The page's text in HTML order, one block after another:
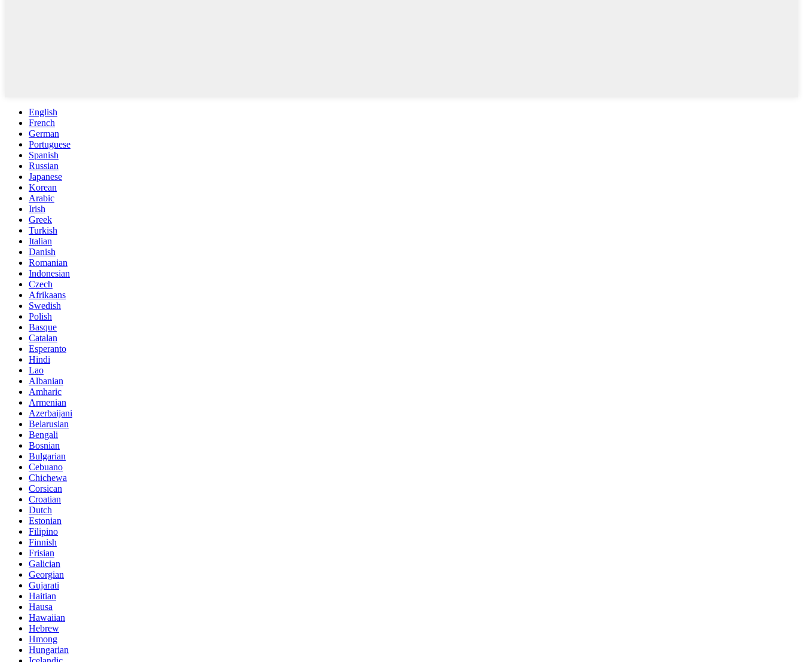
English
French
German
Portuguese
Spanish
Russian
Japanese
Korean
Arabic
Irish
Greek
Turkish
Italian
Danish
Romanian
Indonesian
Czech
Afrikaans
Swedish
Polish
Basque
Catalan
Esperanto
Hindi
Lao
Albanian
Amharic
Armenian
Azerbaijani
Belarusian
Bengali
Bosnian
Bulgarian
Cebuano
Chichewa
Corsican
Croatian
Dutch
Estonian
Filipino
Finnish
Frisian
Galician
Georgian
Gujarati
Haitian
Hausa
Hawaiian
Hebrew
Hmong
Hungarian